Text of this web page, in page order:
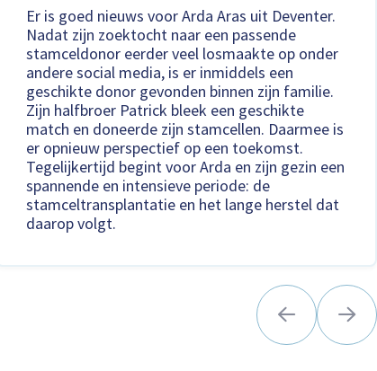
Er is goed nieuws voor Arda Aras uit Deventer.
Nadat zijn zoektocht naar een passende
stamceldonor eerder veel losmaakte op onder
andere social media, is er inmiddels een
geschikte donor gevonden binnen zijn familie.
Zijn halfbroer Patrick bleek een geschikte
match en doneerde zijn stamcellen. Daarmee is
er opnieuw perspectief op een toekomst.
Tegelijkertijd begint voor Arda en zijn gezin een
spannende en intensieve periode: de
stamceltransplantatie en het lange herstel dat
daarop volgt.